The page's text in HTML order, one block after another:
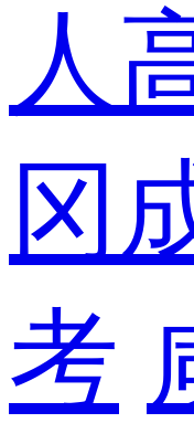
人
冈
考